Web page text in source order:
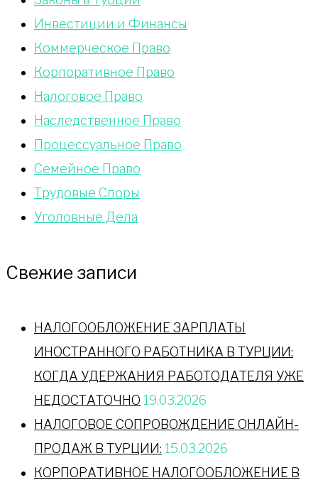
Инвестиции и Финансы
Коммерческое Право
Корпоративное Право
Налоговое Право
Наследственное Право
Процессуальное Право
Сeмейное Право
Трудовые Споры
Уголовные Дела
Свежие записи
НАЛОГООБЛОЖЕНИЕ ЗАРПЛАТЫ
ИНОСТРАННОГО РАБОТНИКА В ТУРЦИИ:
КОГДА УДЕРЖАНИЯ РАБОТОДАТЕЛЯ УЖЕ
НЕДОСТАТОЧНО 19.03.2026
НАЛОГОВОЕ СОПРОВОЖДЕНИЕ ОНЛАЙН-
ПРОДАЖ В ТУРЦИИ: 15.03.2026
КОРПОРАТИВНОЕ НАЛОГООБЛОЖЕНИЕ В